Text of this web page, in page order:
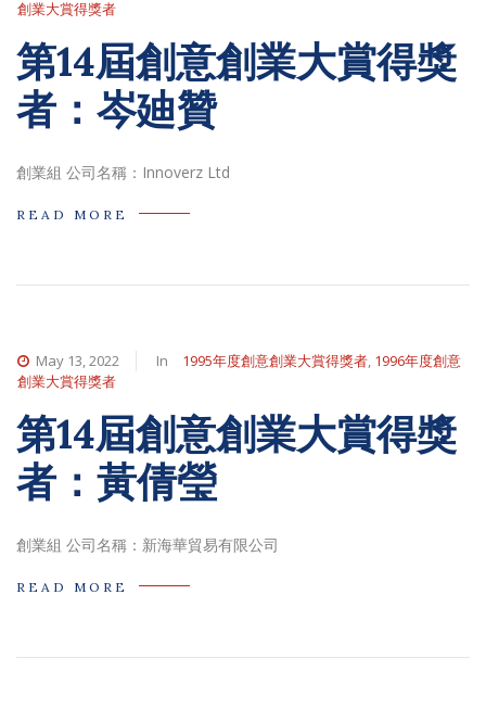
創業大賞得獎者
第14屆創意創業大賞得獎
者：岑廸贊
創業組 公司名稱：Innoverz Ltd
READ MORE
May 13, 2022 In 1995年度創意創業大賞得獎者, 1996年度創意
創業大賞得獎者
第14屆創意創業大賞得獎
者：黃倩瑩
創業組 公司名稱：新海華貿易有限公司
READ MORE